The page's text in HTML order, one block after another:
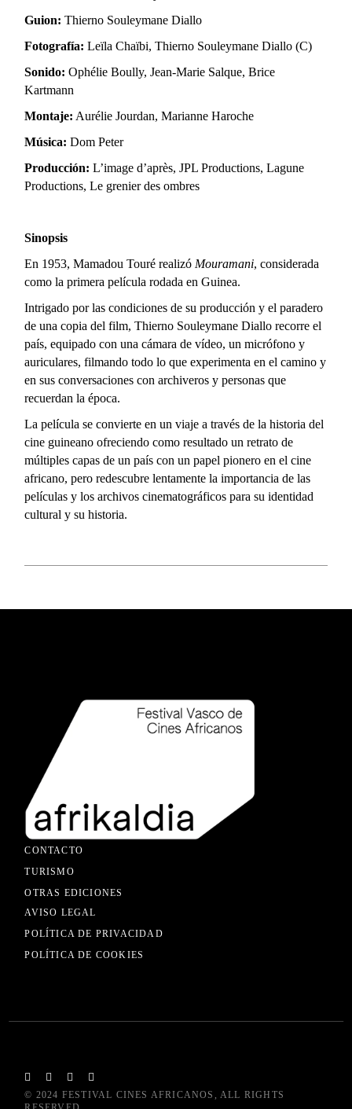
Guion: Thierno Souleymane Diallo
Fotografía: Leïla Chaïbi, Thierno Souleymane Diallo (C)
Sonido:Ophélie Boully, Jean-Marie Salque, Brice
Kartmann
Montaje: Aurélie Jourdan, Marianne Haroche
Música: Dom Peter
Producción: L’image d’après, JPL Productions, Lagune
Productions, Le grenier des ombres
Sinopsis
En 1953, Mamadou Touré realizó Mouramani, considerada
como la primera película rodada en Guinea.
Intrigado por las condiciones de su producción y el paradero
de una copia del film, Thierno Souleymane Diallo recorre el
país, equipado con una cámara de vídeo, un micrófono y
auriculares, filmando todo lo que experimenta en el camino y
en sus conversaciones con archiveros y personas que
recuerdan la época.
La película se convierte en un viaje a través de la historia del
cine guineano ofreciendo como resultado un retrato de
múltiples capas de un país con un papel pionero en el cine
africano, pero redescubre lentamente la importancia de las
películas y los archivos cinematográficos para su identidad
cultural y su historia.
CONTACTO
TURISMO
OTRAS EDICIONES
AVISO LEGAL
POLÍTICA DE PRIVACIDAD
POLÍTICA DE COOKIES
© 2024 FESTIVAL CINES AFRICANOS , ALL RIGHTS